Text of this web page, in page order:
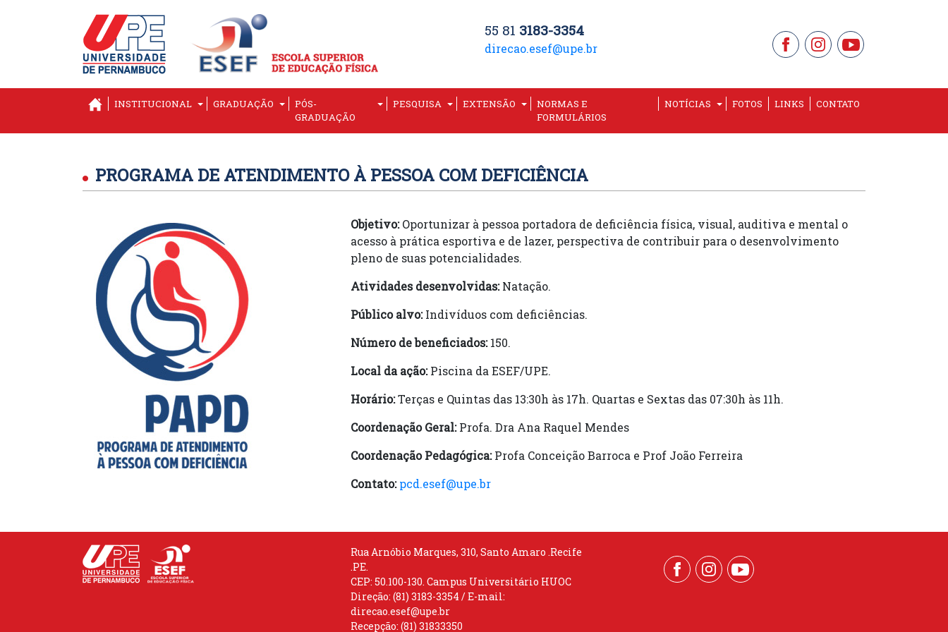
55 81 3183-3354
direcao.esef@upe.br
INSTITUCIONAL GRADUAÇÃO
PÓS-
GRADUAÇÃO
PESQUISA EXTENSÃO
NORMAS E
FORMULÁRIOS
NOTÍCIAS FOTOS LINKS CONTATO
PROGRAMA DE ATENDIMENTO À PESSOA COM DEFICIÊNCIA
Objetivo:Oportunizar à pessoa portadora de deficiência física, visual, auditiva e mental o
acesso à prática esportiva e de lazer, perspectiva de contribuir para o desenvolvimento
pleno de suas potencialidades.
Atividades desenvolvidas:Natação.
Público alvo:Indivíduos com deficiências.
Número de beneficiados:150.
Local da ação:Piscina da ESEF/UPE.
Horário:Terças e Quintas das 13:30h às 17h. Quartas e Sextas das 07:30h às 11h.
Coordenação Geral:Profa. Dra Ana Raquel Mendes
Coordenação Pedagógica:Profa Conceição Barroca e Prof João Ferreira
Contato: pcd.esef@upe.br
Rua Arnóbio Marques, 310, Santo Amaro .Recife
.PE.
CEP: 50.100-130. Campus Universitário HUOC
Direção: (81) 3183-3354 / E-mail:
direcao.esef@upe.br
Recepção: (81) 31833350